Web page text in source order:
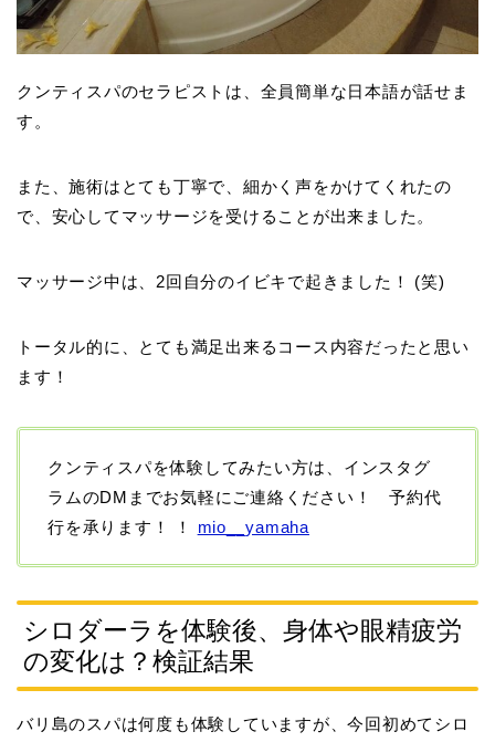
クンティスパのセラピストは、全員簡単な日本語が話せま
す。
また、施術はとても丁寧で、細かく声をかけてくれたの
で、安心してマッサージを受けることが出来ました。
マッサージ中は、2回自分のイビキで起きました！ (笑)
トータル的に、とても満足出来るコース内容だったと思い
ます！
クンティスパを体験してみたい方は、インスタグ
ラムのDMまでお気軽にご連絡ください！ 予約代
行を承ります！ ！ mio__yamaha
シロダーラを体験後、身体や眼精疲労
の変化は？検証結果
バリ島のスパは何度も体験していますが、今回初めてシロ